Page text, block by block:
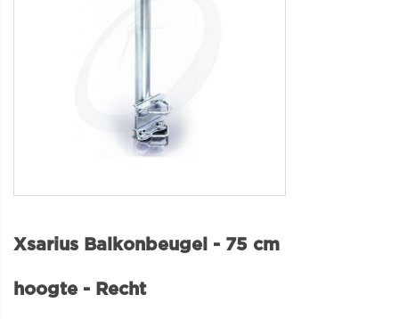
Xsarius Balkonbeugel - 75 cm
hoogte - Recht